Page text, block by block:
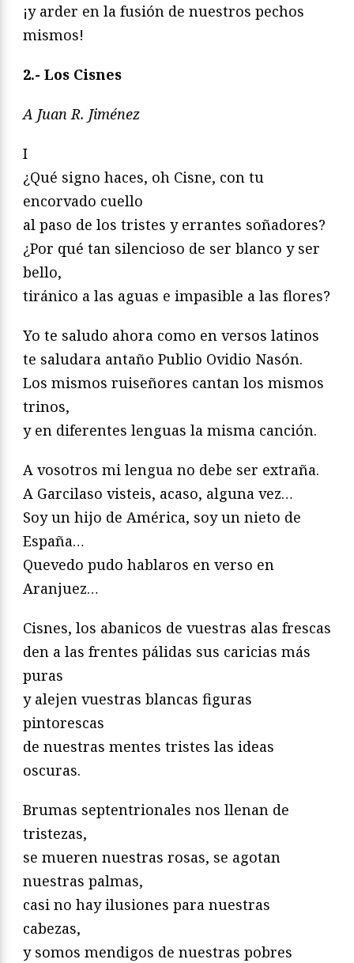
¡y arder en la fusión de nuestros pechos
mismos!
2.- Los Cisnes
A Juan R. Jiménez
I
¿Qué signo haces, oh Cisne, con tu
encorvado cuello
al paso de los tristes y errantes soñadores?
¿Por qué tan silencioso de ser blanco y ser
bello,
tiránico a las aguas e impasible a las flores?
Yo te saludo ahora como en versos latinos
te saludara antaño Publio Ovidio Nasón.
Los mismos ruiseñores cantan los mismos
trinos,
y en diferentes lenguas la misma canción.
A vosotros mi lengua no debe ser extraña.
A Garcilaso visteis, acaso, alguna vez…
Soy un hijo de América, soy un nieto de
España…
Quevedo pudo hablaros en verso en
Aranjuez…
Cisnes, los abanicos de vuestras alas frescas
den a las frentes pálidas sus caricias más
puras
y alejen vuestras blancas figuras
pintorescas
de nuestras mentes tristes las ideas
oscuras.
Brumas septentrionales nos llenan de
tristezas,
se mueren nuestras rosas, se agotan
nuestras palmas,
casi no hay ilusiones para nuestras
cabezas,
y somos mendigos de nuestras pobres